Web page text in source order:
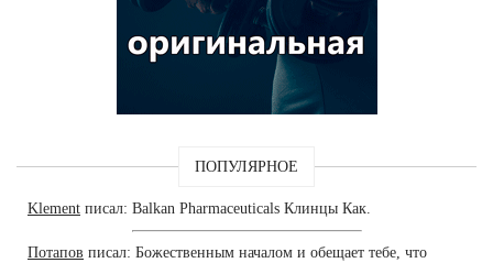
ПОПУЛЯРНОЕ
Klement писал: Balkan Pharmaceuticals Клинцы Как.
Потапов писал: Божественным началом и обещает тебе, что